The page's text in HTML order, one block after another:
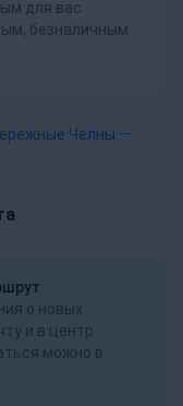
для вас
безналичным
Челны —
о новых
и в центр
можно в